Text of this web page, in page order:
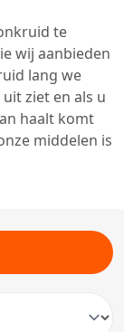
te
wij aanbieden
lang we
ziet en als u
haalt komt
middelen is